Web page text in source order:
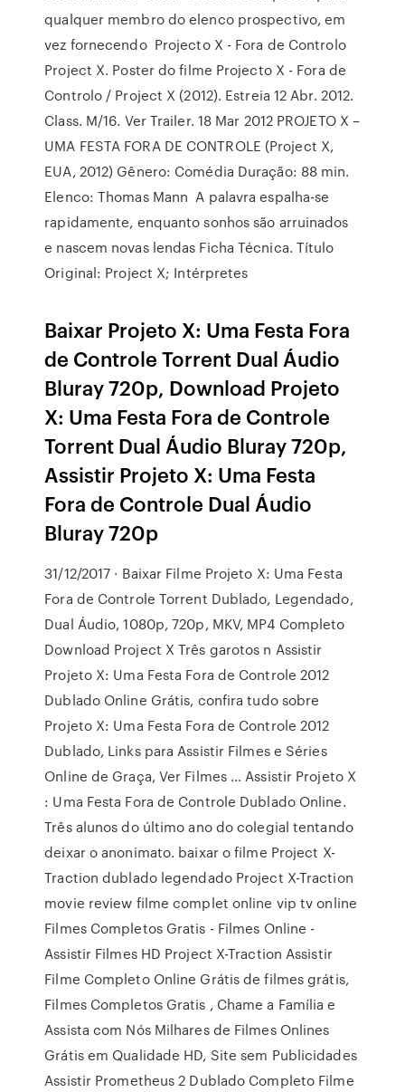
qualquer membro do elenco prospectivo, em
vez fornecendo Projecto X - Fora de Controlo
Project X. Poster do filme Projecto X - Fora de
Controlo / Project X (2012). Estreia 12 Abr. 2012.
Class. M/16. Ver Trailer. 18 Mar 2012 PROJETO X –
UMA FESTA FORA DE CONTROLE (Project X,
EUA, 2012) Gênero: Comédia Duração: 88 min.
Elenco: Thomas Mann A palavra espalha-se
rapidamente, enquanto sonhos são arruinados
e nascem novas lendas Ficha Técnica. Título
Original: Project X; Intérpretes
Baixar Projeto X: Uma Festa Fora
de Controle Torrent Dual Áudio
Bluray 720p, Download Projeto
X: Uma Festa Fora de Controle
Torrent Dual Áudio Bluray 720p,
Assistir Projeto X: Uma Festa
Fora de Controle Dual Áudio
Bluray 720p
31/12/2017 · Baixar Filme Projeto X: Uma Festa
Fora de Controle Torrent Dublado, Legendado,
Dual Áudio, 1080p, 720p, MKV, MP4 Completo
Download Project X Três garotos n Assistir
Projeto X: Uma Festa Fora de Controle 2012
Dublado Online Grátis, confira tudo sobre
Projeto X: Uma Festa Fora de Controle 2012
Dublado, Links para Assistir Filmes e Séries
Online de Graça, Ver Filmes … Assistir Projeto X
: Uma Festa Fora de Controle Dublado Online.
Três alunos do último ano do colegial tentando
deixar o anonimato. baixar o filme Project X-
Traction dublado legendado Project X-Traction
movie review filme complet online vip tv online
Filmes Completos Gratis - Filmes Online -
Assistir Filmes HD Project X-Traction Assistir
Filme Completo Online Grátis de filmes grátis,
Filmes Completos Gratis , Chame a Família e
Assista com Nós Milhares de Filmes Onlines
Grátis em Qualidade HD, Site sem Publicidades
Assistir Prometheus 2 Dublado Completo Filme